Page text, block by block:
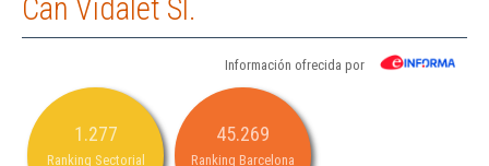
Can Vidalet Sl.
Información ofrecida por
1.277
Ranking Sectorial
45.269
Ranking Barcelona